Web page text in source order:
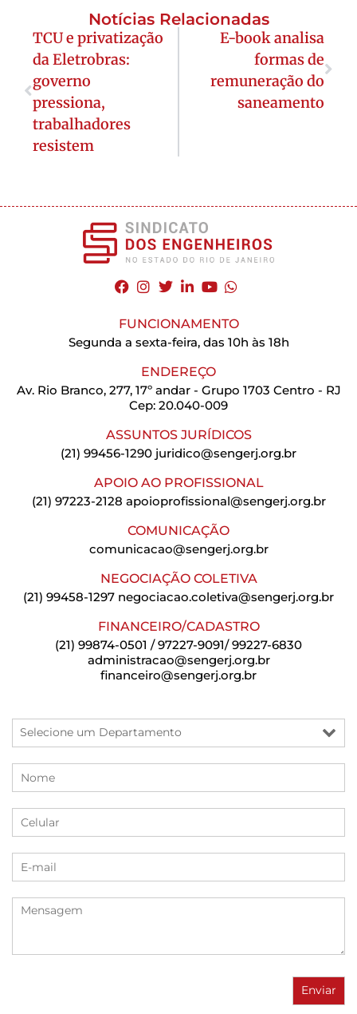
Notícias Relacionadas
TCU e privatização
da Eletrobras:
governo
pressiona,
trabalhadores
resistem
E-book analisa
formas de
remuneração do
saneamento
FUNCIONAMENTO
Segunda a sexta-feira, das 10h às 18h
ENDEREÇO
Av. Rio Branco, 277, 17º andar - Grupo 1703 Centro - RJ
Cep: 20.040-009
ASSUNTOS JURÍDICOS
(21) 99456-1290 juridico@sengerj.org.br
APOIO AO PROFISSIONAL
(21) 97223-2128 apoioprofissional@sengerj.org.br
COMUNICAÇÃO
comunicacao@sengerj.org.br
NEGOCIAÇÃO COLETIVA
(21) 99458-1297 negociacao.coletiva@sengerj.org.br
FINANCEIRO/CADASTRO
(21) 99874-0501 / 97227-9091/ 99227-6830
administracao@sengerj.org.br
financeiro@sengerj.org.br